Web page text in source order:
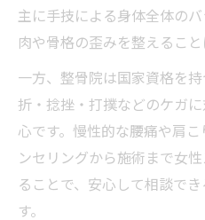
主に手技による身体全体の
肉や骨格の歪みを整えること
一方、整骨院は国家資格を
折・捻挫・打撲などのケガ
心です。慢性的な腰痛や肩
ンセリングから施術まで女
ることで、安心して相談で
す。